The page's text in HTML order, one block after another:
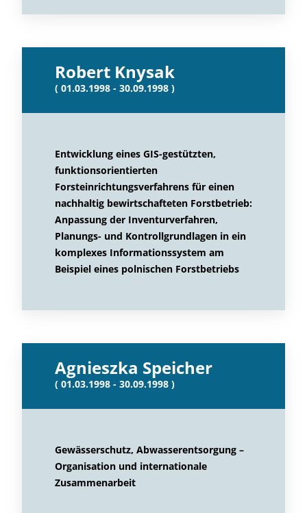
Robert Knysak
( 01.03.1998 - 30.09.1998 )
Entwicklung eines GIS-gestützten,
funktionsorientierten
Forsteinrichtungsverfahrens für einen
nachhaltig bewirtschafteten Forstbetrieb:
Anpassung der Inventurverfahren,
Planungs- und Kontrollgrundlagen in ein
komplexes Informationssystem am
Beispiel eines polnischen Forstbetriebs
Agnieszka Speicher
( 01.03.1998 - 30.09.1998 )
Gewässerschutz, Abwasserentsorgung –
Organisation und internationale
Zusammenarbeit